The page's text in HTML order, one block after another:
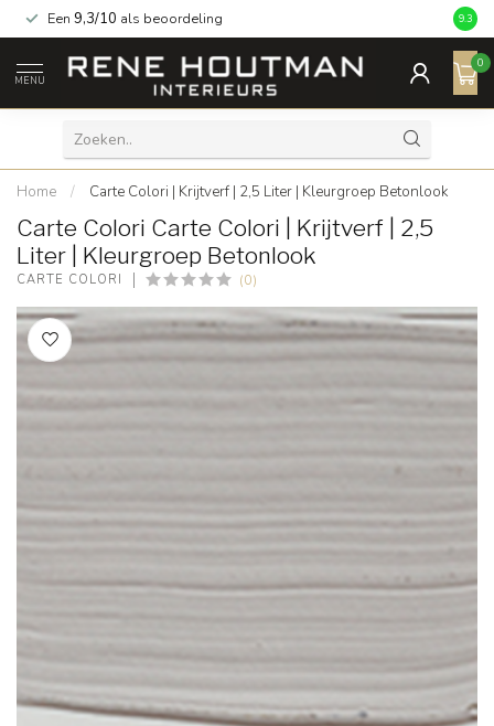
Een 9,3/10 als beoordeling 9.3
MENU
0
Home / Carte Colori | Krijtverf | 2,5 Liter | Kleurgroep Betonlook
Carte Colori Carte Colori | Krijtverf | 2,5
Liter | Kleurgroep Betonlook
CARTE COLORI (0)